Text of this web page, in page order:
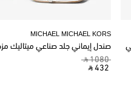
MICHAEL MICHAEL KORS
صندل إيماني جلد صناعي ميتاليك
‎ ⃁ 1080 ‎
‎ ⃁ 432 ‎